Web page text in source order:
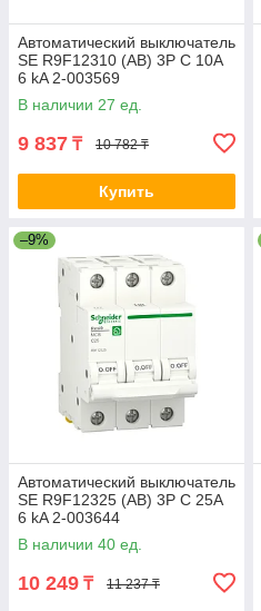
Автоматический выключатель
SE R9F12310 (АВ) 3P С 10А
6 kA 2-003569
В наличии 27 ед.
9 837 ₸ 10 782 ₸
Купить
–9%
Автоматический выключатель
SE R9F12325 (АВ) 3P С 25А
6 kA 2-003644
В наличии 40 ед.
10 249 ₸ 11 237 ₸